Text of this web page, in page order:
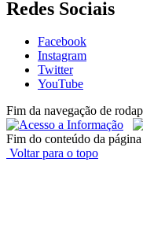
Redes Sociais
Facebook
Instagram
Twitter
YouTube
Fim da navegação de
Fim do conteúdo da página
Voltar para o topo